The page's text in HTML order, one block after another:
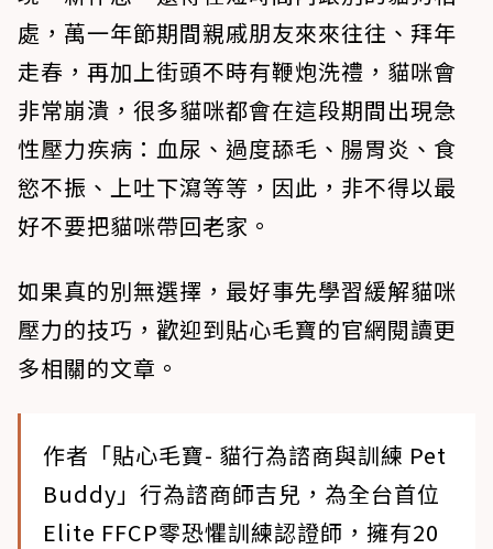
處，萬一年節期間親戚朋友來來往往、拜年
走春，再加上街頭不時有鞭炮洗禮，貓咪會
非常崩潰，很多貓咪都會在這段期間出現急
性壓力疾病：血尿、過度舔毛、腸胃炎、食
慾不振、上吐下瀉等等，因此，非不得以最
好不要把貓咪帶回老家。
如果真的別無選擇，最好事先學習緩解貓咪
壓力的技巧，歡迎到貼心毛寶的官網閱讀更
多相關的文章。
作者「貼心毛寶- 貓行為諮商與訓練 Pet
Buddy」行為諮商師吉兒，為全台首位
Elite FFCP零恐懼訓練認證師，擁有20